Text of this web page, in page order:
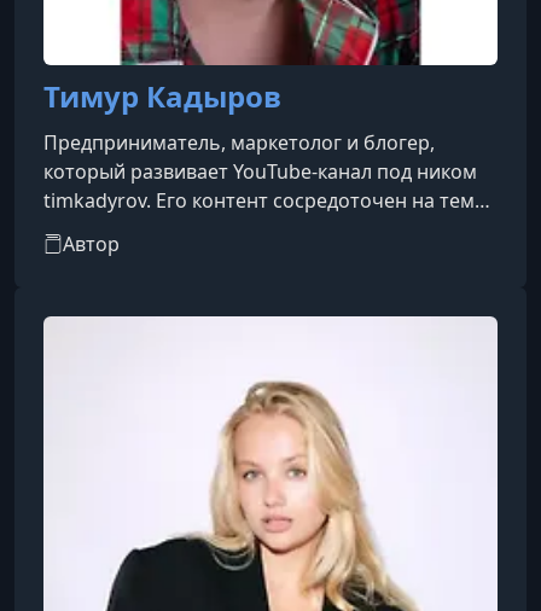
Тимур Кадыров
Предприниматель, маркетолог и блогер,
который развивает YouTube-канал под ником
timkadyrov. Его контент сосредоточен на темах
бизнеса, маркетинга, продуктивности и
личной эффективности. В роликах он
взглядами на инфобизнес, автоворонки и
Автор